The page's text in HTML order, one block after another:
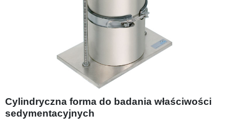
Cylindryczna forma do badania właściwości
sedymentacyjnych